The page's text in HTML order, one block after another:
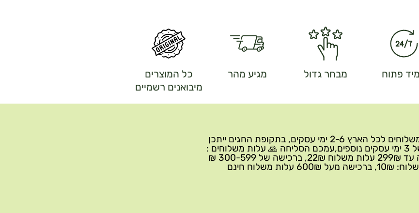
פתוח מבחר גדול מגיע מהר
כל המוצרים
מיבואנים רשמיים
שירות משלוחים לכל הארץ 2-6 ימי עסקים, בתקופת החגים ייתכן
עיכוב של 3 ימי עסקים נוספים,עמכם הסליחה 🙏 עלות משלוחים :
ברכישה עד 299₪ עלות משלוח 22₪, ברכישה של 300-599 ₪
עלות משלוח חינם